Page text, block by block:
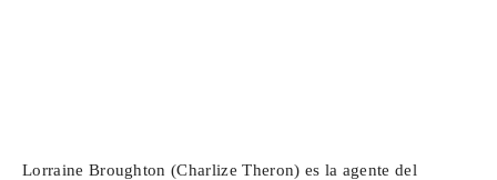
Lorraine Broughton (Charlize Theron) es la agente del